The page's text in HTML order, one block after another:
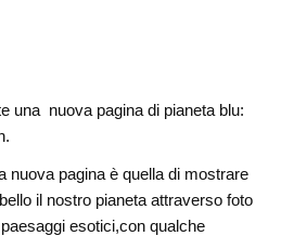
una nuova pagina di pianeta blu:
nuova pagina è quella di mostrare
il nostro pianeta attraverso foto
esotici,con qualche